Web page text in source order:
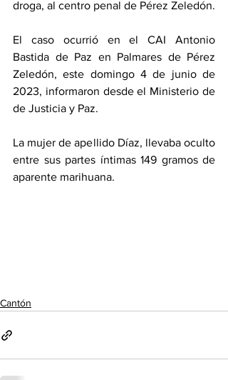
El caso ocurrió en el CAI Antonio
Bastida de Paz en Palmares de Pérez
Zeledón, este domingo 4 de junio de
2023, informaron desde el Ministerio de
de Justicia y Paz.
La mujer de apellido Díaz, llevaba oculto
entre sus partes íntimas 149 gramos de
aparente marihuana.
Cantón